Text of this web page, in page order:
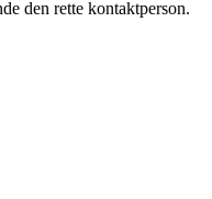
den rette kontaktperson.